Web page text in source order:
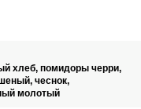
хлеб, помидоры черри,
чеснок,
молотый